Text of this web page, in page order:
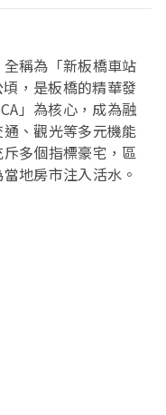
全稱為「新板橋車站
，是板橋的精華發
」為核心，成為融
、觀光等多元機能
多個指標豪宅，區
地房市注入活水。